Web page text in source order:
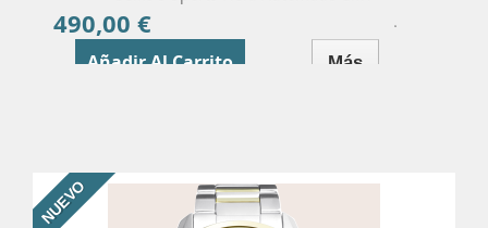
490,00 €
Añadir Al Carrito Más
NUEVO